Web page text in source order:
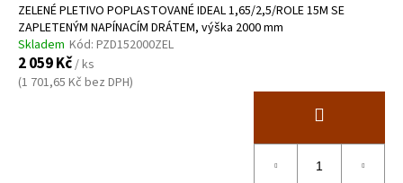
ZELENÉ PLETIVO POPLASTOVANÉ IDEAL 1,65/2,5/ROLE 15M SE
ZAPLETENÝM NAPÍNACÍM DRÁTEM, výška 2000 mm
Skladem Kód: PZD152000ZEL
2 059 Kč/ ks
(1 701,65 Kč bez DPH)